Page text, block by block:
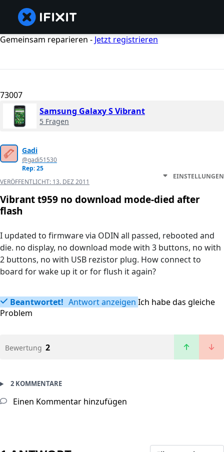
Gemeinsam reparieren - Jetzt registrieren
73007
Samsung Galaxy S Vibrant
5 Fragen
Gadi
@gadi51530
Rep: 25
VERÖFFENTLICHT: 13. DEZ 2011
EINSTELLUNGEN
Vibrant t959 no download mode-died after
flash
I updated to firmware via ODIN all passed, rebooted and
die. no display, no download mode with 3 buttons, no with
2 buttons, no with USB rezistor plug. How connect to
board for wake up it or for flush it again?
Beantwortet! Antwort anzeigen Ich habe das gleiche
Problem
Bewertung 2
2 KOMMENTARE
Einen Kommentar hinzufügen